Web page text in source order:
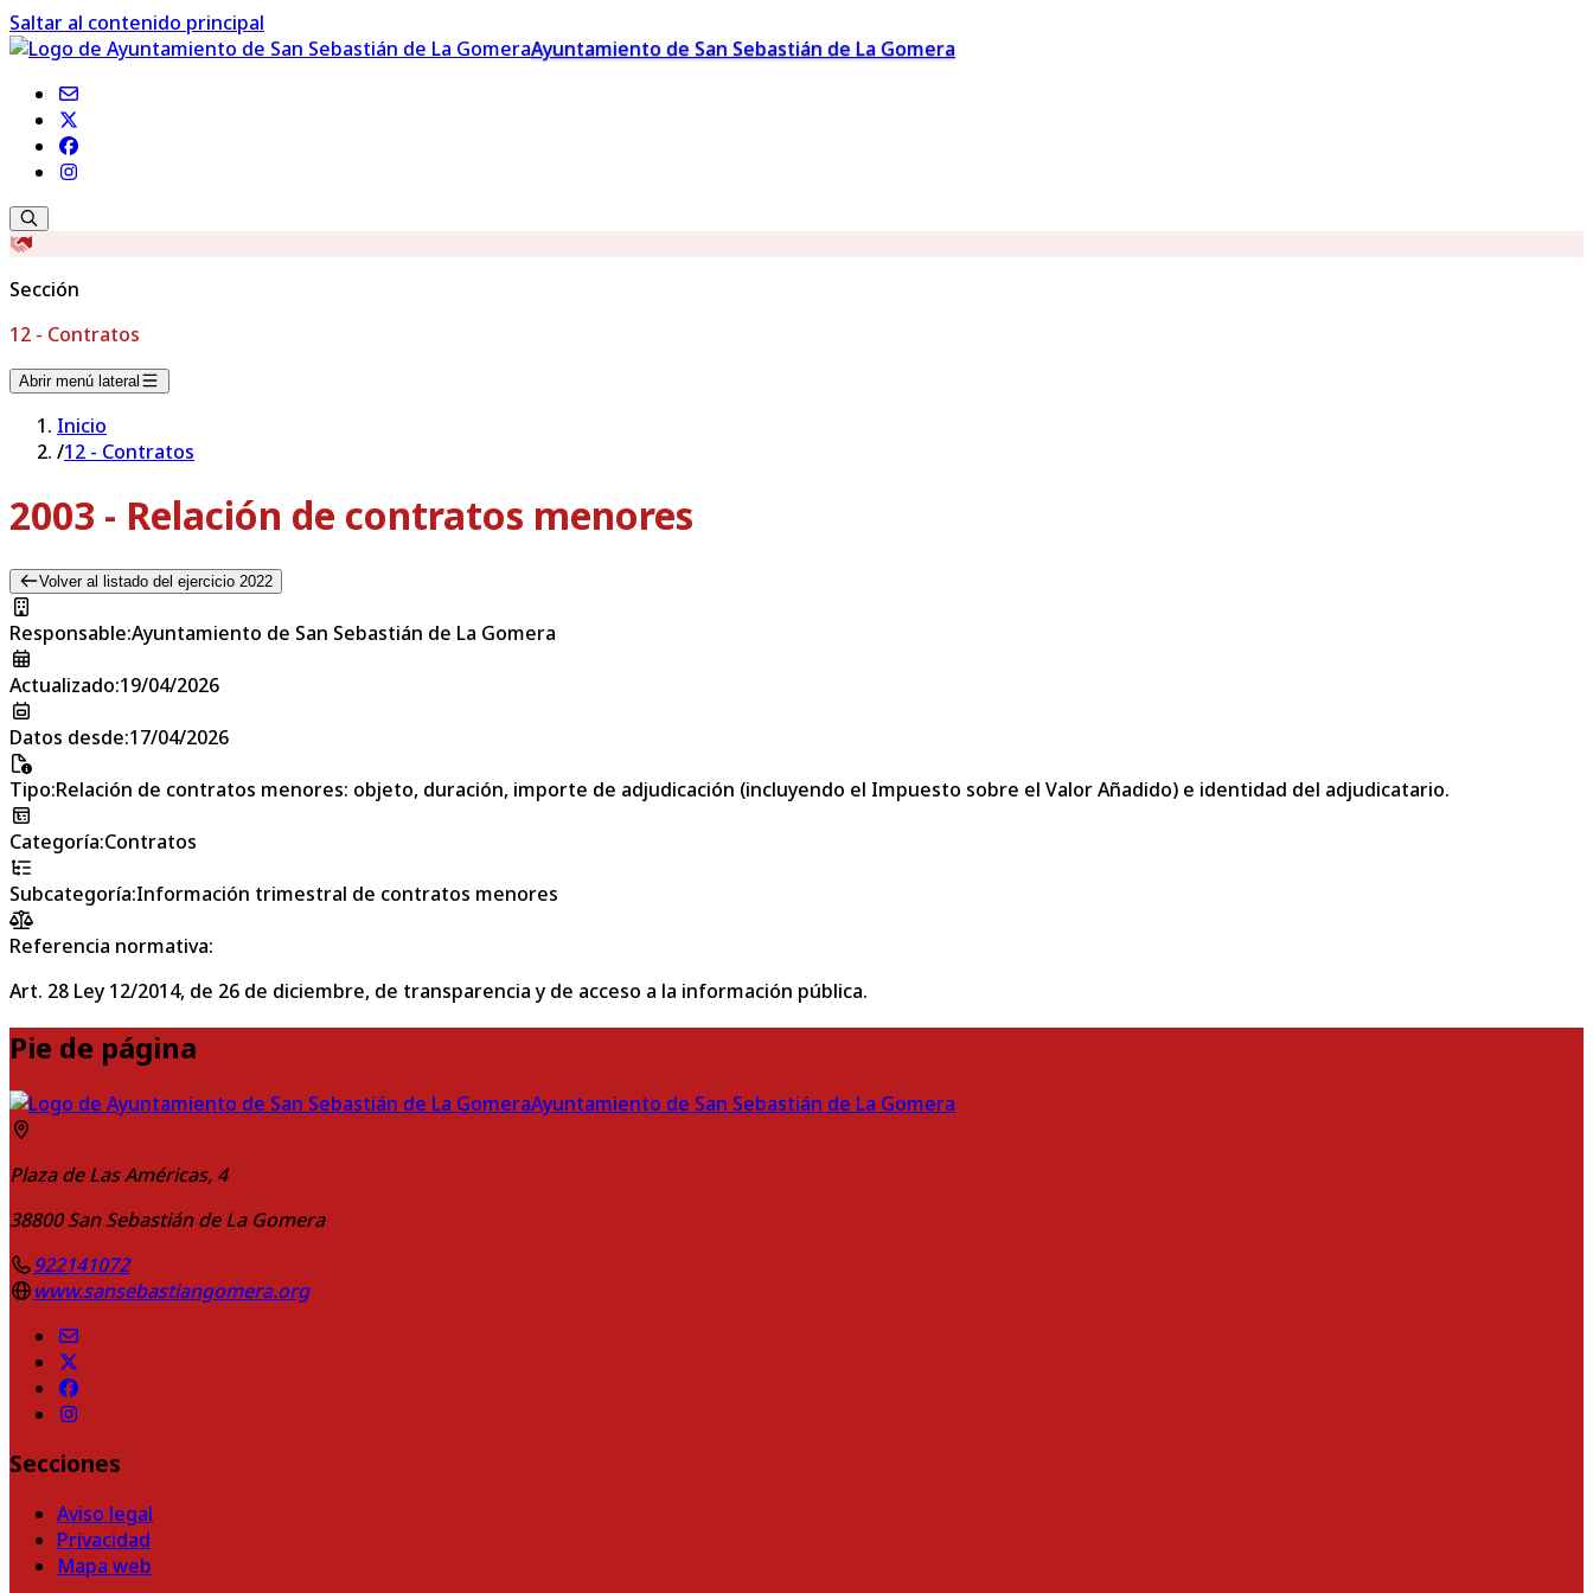
Saltar al contenido principal
Ayuntamiento de San Sebastián de La Gomera
Sección
12 - Contratos
Abrir menú lateral
Inicio
/12 - Contratos
2003 - Relación de contratos menores
Volver al listado del ejercicio 2022
Responsable:Ayuntamiento de San Sebastián de La Gomera
Actualizado:19/04/2026
Datos desde:17/04/2026
Tipo:Relación de contratos menores: objeto, duración, importe de adjudicación (incluyendo el Impuesto sobre el Valor Añadido) e identidad del adjudicatario.
Categoría:Contratos
Subcategoría:Información trimestral de contratos menores
Referencia normativa:
Art. 28 Ley 12/2014, de 26 de diciembre, de transparencia y de acceso a la información pública.
Pie de página
Ayuntamiento de San Sebastián de La Gomera
Plaza de Las Américas, 4
38800 San Sebastián de La Gomera
922141072
www.sansebastiangomera.org
Secciones
Aviso legal
Privacidad
Mapa web